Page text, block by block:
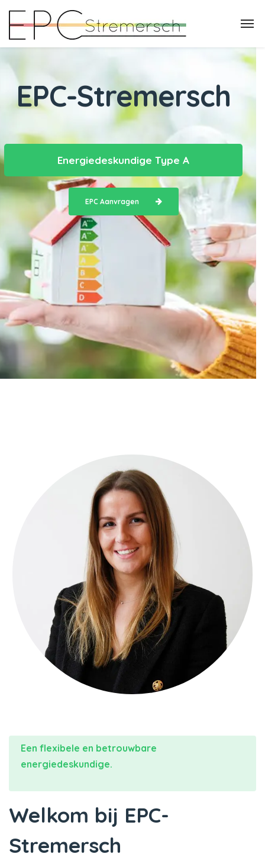
EPC-Stremersch
Energiedeskundige Type A
EPC Aanvragen
Een flexibele en betrouwbare
energiedeskundige.
Welkom bij EPC-
Stremersch